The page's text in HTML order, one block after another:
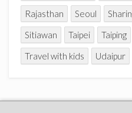
Rajasthan
Seoul
Sitiawan
Taipei Taiping
Travel with kids
Udaipur